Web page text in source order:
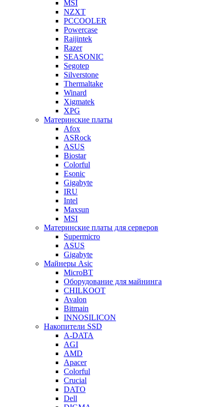
MSI
NZXT
PCCOOLER
Powercase
Raijintek
Razer
SEASONIC
Segotep
Silverstone
Thermaltake
Winard
Xigmatek
XPG
Материнские платы
Afox
ASRock
ASUS
Biostar
Colorful
Esonic
Gigabyte
IRU
Intel
Maxsun
MSI
Материнские платы для серверов
Supermicro
ASUS
Gigabyte
Майнеры Asic
MicroBT
Оборудование для майнинга
CHILKOOT
Avalon
Bitmain
INNOSILICON
Накопители SSD
A-DATA
AGI
AMD
Apacer
Colorful
Crucial
DATO
Dell